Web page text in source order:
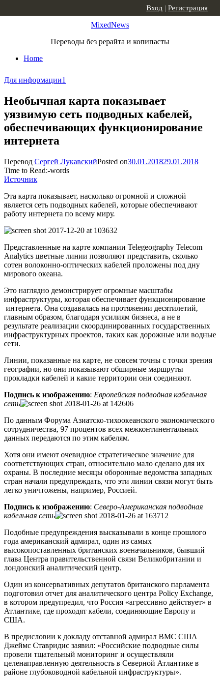
MixedNews
Переводы без рерайта и копипасты
Home
Вход | Регистрация
Для информации1
Необычная карта показывает
уязвимую сеть подводных кабелей,
обеспечивающих функционирование
интернета
Перевод Сергей ЛукавскийPosted on30.01.201829.01.2018
Time to Read:-words
Источник
Эта карта показывает, насколько огромной и сложной
является сеть подводных кабелей, которые обеспечивают
работу интернета по всему миру.
Представленные на карте компании Telegeography Telecom
Analytics цветные линии позволяют представить, сколько
сотен волоконно-оптических кабелей проложены под дну
мирового океана.
Это наглядно демонстрирует огромные масштабы
инфраструктуры, которая обеспечивает функционирование
интернета. Она создавалась на протяжении десятилетий,
главным образом, благодаря усилиям бизнеса, а не в
результате реализации скоординированных государственных
инфраструктурных проектов, таких как дорожные или водные
сети.
Линии, показанные на карте, не совсем точны с точки зрения
географии, но они показывают обширные маршруты
прокладки кабелей и какие территории они соединяют.
Подпись к изображению: Европейская подводная кабельная
сеть
По данным Форума Азиатско-тихоокеанского экономического
сотрудничества, 97 процентов всех межконтинентальных
данных передаются по этим кабелям.
Хотя они имеют очевидное стратегическое значение для
соответствующих стран, относительно мало сделано для их
охраны. В последние месяцы оборонные ведомства западных
стран начали предупреждать, что эти линии связи могут быть
легко уничтожены, например, Россией.
Подпись к изображению: Северо-Американская подводная
кабельная сеть
Подобные предупреждения высказывали в конце прошлого
года американский адмирал, один из самых
высокопоставленных британских военачальников, бывший
глава Центра правительственной связи Великобритании и
лондонский аналитический центр.
Один из консервативных депутатов британского парламента
подготовил отчет для аналитического центра Policy Exchange,
в котором предупредил, что Россия «агрессивно действует» в
Атлантике, где проходят кабели, соединяющие Европу и
США.
В предисловии к докладу отставной адмирал ВМС США
Джеймс Ставридис заявил: «Российские подводные силы
провели тщательный мониторинг и осуществляли
целенаправленную деятельность в Северной Атлантике в
районе глубоководной кабельной инфраструктуры».